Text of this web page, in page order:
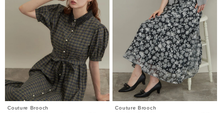
Couture Brooch
Couture Brooch